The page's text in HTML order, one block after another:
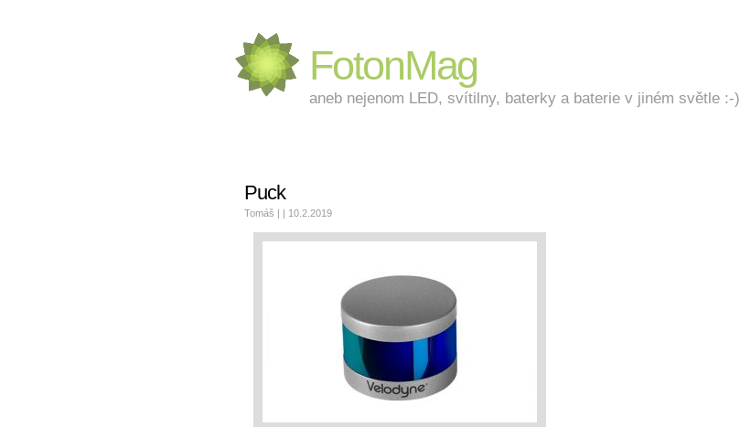
FotonMag
aneb nejenom LED, svítilny, baterky a baterie v jiném světle :-)
Puck
Tomáš | | 10.2.2019